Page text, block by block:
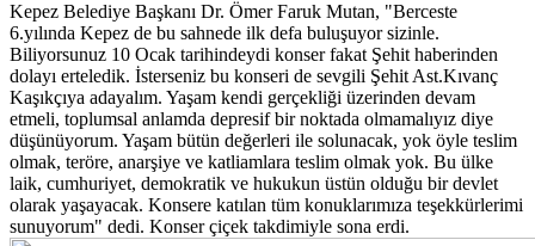
Kepez Belediye Başkanı Dr. Ömer Faruk Mutan, "Berceste
6.yılında Kepez de bu sahnede ilk defa buluşuyor sizinle.
Biliyorsunuz 10 Ocak tarihindeydi konser fakat Şehit haberinden
dolayı erteledik. İsterseniz bu konseri de sevgili Şehit Ast.Kıvanç
Kaşıkçıya adayalım. Yaşam kendi gerçekliği üzerinden devam
etmeli, toplumsal anlamda depresif bir noktada olmamalıyız diye
düşünüyorum. Yaşam bütün değerleri ile solunacak, yok öyle teslim
olmak, teröre, anarşiye ve katliamlara teslim olmak yok. Bu ülke
laik, cumhuriyet, demokratik ve hukukun üstün olduğu bir devlet
olarak yaşayacak. Konsere katılan tüm konuklarımıza teşekkürlerimi
sunuyorum" dedi. Konser çiçek takdimiyle sona erdi.